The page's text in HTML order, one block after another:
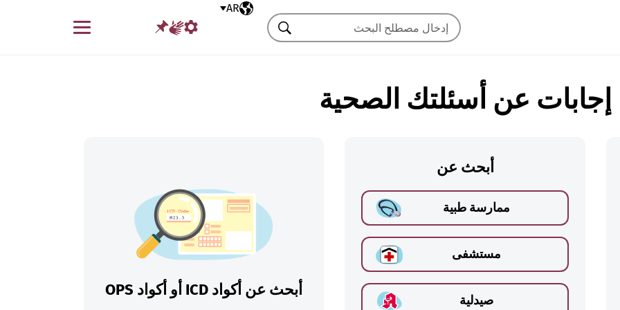
اللغة المختارةAR
قائمة
بحث
إجابات عن أسئلتك الصحية
أبحث عن
ممارسة طبية
مستشفى
صيدلية
أبحث عن أكواد ICD أو أكواد OPS